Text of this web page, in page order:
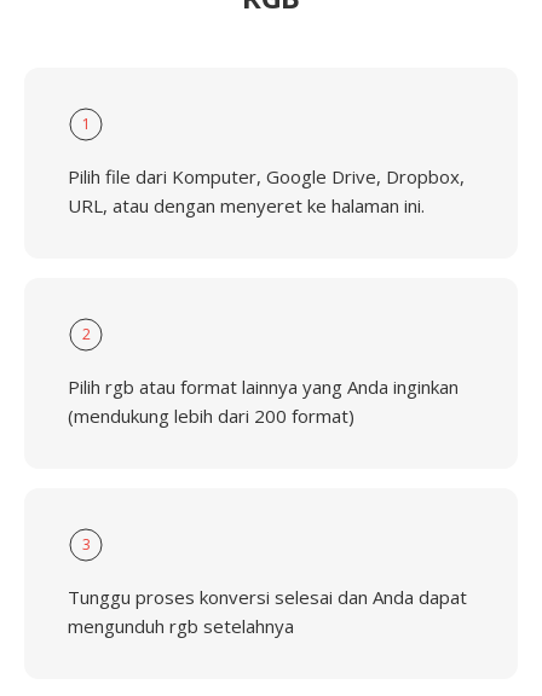
1
Pilih file dari Komputer, Google Drive, Dropbox,
URL, atau dengan menyeret ke halaman ini.
2
Pilih rgb atau format lainnya yang Anda inginkan
(mendukung lebih dari 200 format)
3
Tunggu proses konversi selesai dan Anda dapat
mengunduh rgb setelahnya